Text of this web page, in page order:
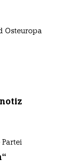
Osteuropa
Partei